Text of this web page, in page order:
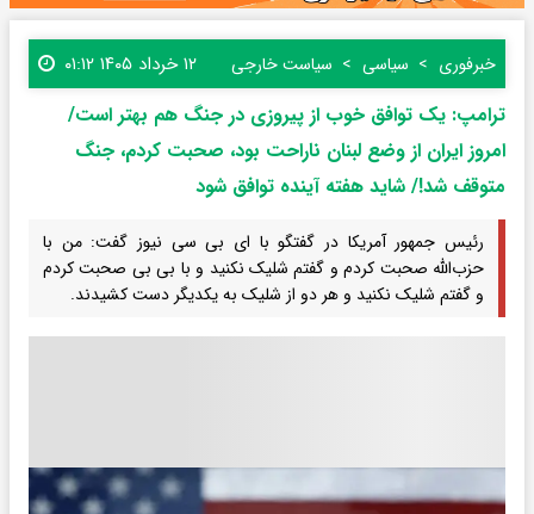
خبرفوری سیاسی سیاست خارجی ۱۲ خرداد ۱۴۰۵ ۰۱:۱۲
ترامپ: یک توافق خوب از پیروزی در جنگ هم بهتر است/
امروز ایران از وضع لبنان ناراحت بود، صحبت کردم، جنگ
متوقف شد!/ شاید هفته آینده توافق شود
رئیس جمهور آمریکا در گفتگو با ای بی سی نیوز گفت: من با
حزب‌الله صحبت کردم و گفتم شلیک نکنید و با بی بی صحبت کردم
و گفتم شلیک نکنید و هر دو از شلیک به یکدیگر دست کشیدند.